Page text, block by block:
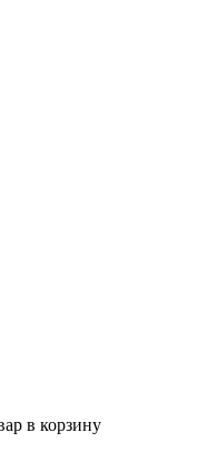
в корзину